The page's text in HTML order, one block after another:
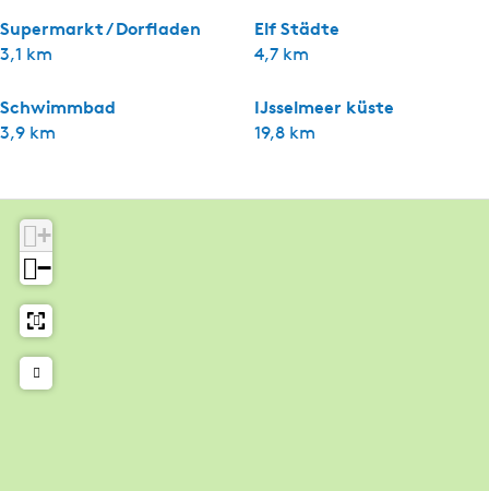
Supermarkt / Dorfladen
3,1 km
Elf Städte
4,7 km
Schwimmbad
3,9 km
IJsselmeer küste
19,8 km
+
−